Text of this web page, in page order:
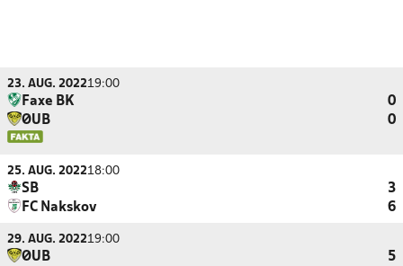
23. AUG. 202219:00
Faxe BK
0
ØUB
0
25. AUG. 202218:00
SB
3
FC Nakskov
6
29. AUG. 202219:00
ØUB
5